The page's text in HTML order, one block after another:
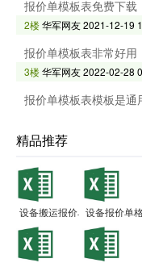
报价单模板表免费下载
2楼华军网友2021-12-19
报价单模板表非常好用
3楼华军网友2022-02-28
报价单模板表模板是通
精品推荐
设备搬运报价单设备报价单